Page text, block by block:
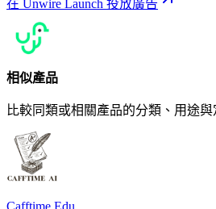
在 Unwire Launch 投放廣告
相似產品
比較同類或相關產品的分類、用途與
Cafftime Edu